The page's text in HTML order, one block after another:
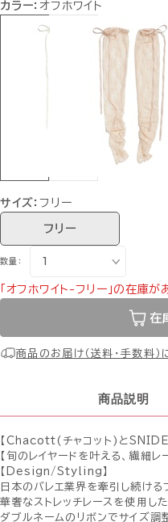
カラー： オフホワイト
サイズ：フリー
フリー
数量：
「オフホワイト-フリー」の在庫が
在
商品のお届け（送料・手数料）
商品説明
【Chacott(チャコット)と
【旬のレイヤードを叶える、繊細レ
【Design/Styling】
日本のバレエ業界を牽引し続け
華奢なストレッチレースを使用した
ダブルネームのリボンでサイズ調